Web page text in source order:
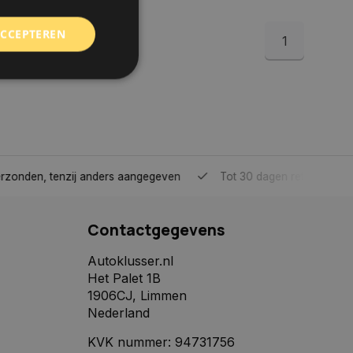
1
anders aangegeven Tot 30 dagen retour sturen.
Contactgegevens
Autoklusser.nl
Het Palet 1B
1906CJ, Limmen
Nederland
KVK nummer: 94731756
en
ervoor
selecties
pagina. Het slaat
te